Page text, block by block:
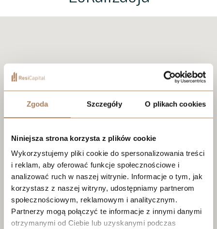
Zgoda Szczegóły O plikach cookies
Niniejsza strona korzysta z plików cookie
Wykorzystujemy pliki cookie do spersonalizowania treści
i reklam, aby oferować funkcje społecznościowe i
analizować ruch w naszej witrynie. Informacje o tym, jak
korzystasz z naszej witryny, udostępniamy partnerom
społecznościowym, reklamowym i analitycznym.
Partnerzy mogą połączyć te informacje z innymi danymi
otrzymanymi od Ciebie lub uzyskanymi podczas